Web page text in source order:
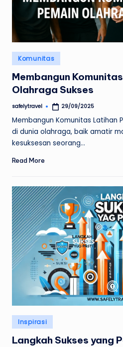
Posted
in
Komunitas
Membangun
Olahraga Sukses
Posted
safelytravel 29/09/2025
Membangun Komunitas Latihan
di dunia olahraga, baik amatir
kesuksesan seorang…
Read More
Posted
in
Inspirasi
Langkah Sukses yang